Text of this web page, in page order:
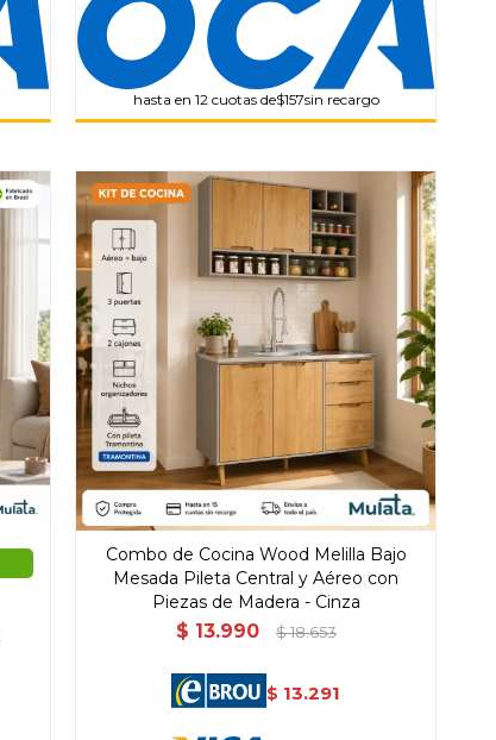
hasta en 12 cuotas de$157sin recargo
Combo de Cocina Wood Melilla Bajo
Mesada Pileta Central y Aéreo con
Piezas de Madera - Cinza
$ 13.990 $ 18.653
$ 13.291